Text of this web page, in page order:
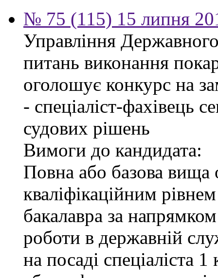
№ 75 (115) 15 липня
Управління
питань виконання
оголошує конкурс на
- спеціаліст-фахівець
судових рішень
Вимоги до кандидата:
Повна або базова вища
кваліфікаційним
бакалавра за
роботи в державній
на посаді спеціаліста